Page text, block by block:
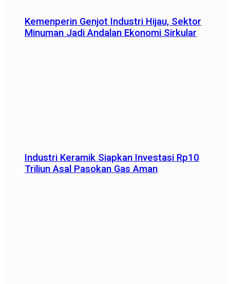
Kemenperin Genjot Industri Hijau, Sektor
Minuman Jadi Andalan Ekonomi Sirkular
Industri Keramik Siapkan Investasi Rp10
Triliun Asal Pasokan Gas Aman